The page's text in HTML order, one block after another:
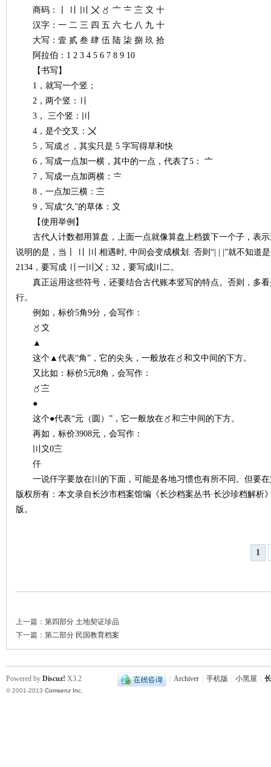
商码：〡 〢 〣 〤 〥 〦 〧 〨 〩 十
汉字：一 二 三 四 五 六 七 八 九 十
大写：壹 贰 叁 肆 伍 陆 柒 捌 玖 拾
阿拉伯： 1 2 3 4 5 6 7 8 9 10
【书写】
1 ，就写一个竖；
2 ，两个竖：〢
3 ， 三个竖：〣
4 ，是个交叉：〤
5 ，写成〥，其实只是 5 字写得草和快
6 ，写成一点加一横，其中的一点，代表了5 ： 〦
7 ，写成一点加两横：〧
8 ，一点加三横：〨
9 ，写成“久”的草体：〩
【使用举例】
古代人计数都用算盘，上面一点就像算盘上档拨下一个子，表示
说明的是，当〡 〢 〣 相遇时, 中间会变成横划 . 否则“
”就不知道
2134 ，要写成 〢一〣〤； 32 ，要写成〣二。
真正运用这些符号，还要结合古代账本竖写的特点。否则，多看
行。
例如，标价5角9分，会写作：
〥〩
▲
这个▲代表“角”，它的尖头，一般放在〥和〩中间的下方。
又比如：标价5元8角，会写作：
〥〨
●
这个●代表“元（圆）”，它一般放在〥和〨中间的下方。
再如，标价3908元，会写作：
〣〩0〨
仟
一说仟字要放在〣的下面，可能是各地习惯也有所不同。但要在
版权所有：本文录自长沙市档案馆编《长沙档案丛书·长沙珍档解析
版。
1
上一篇： 第四部分 土地契证珍品
下一篇： 第二部分 民国教育档案
Archiver 手机版 小黑屋
Powered by Discuz! X3.2
© 2001-2013 Comsenz Inc.